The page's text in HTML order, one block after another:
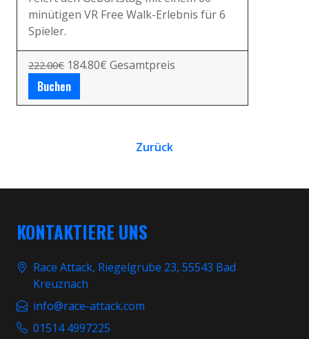
minütigen VR Free Walk-Erlebnis für 6
Spieler.
222.00€ 184.80€ Gesamtpreis
Buchen
Zurück
KONTAKTIERE UNS
Race Attack, Riegelgrube 23, 55543 Bad
Kreuznach
info@race-attack.com
01514 4997225